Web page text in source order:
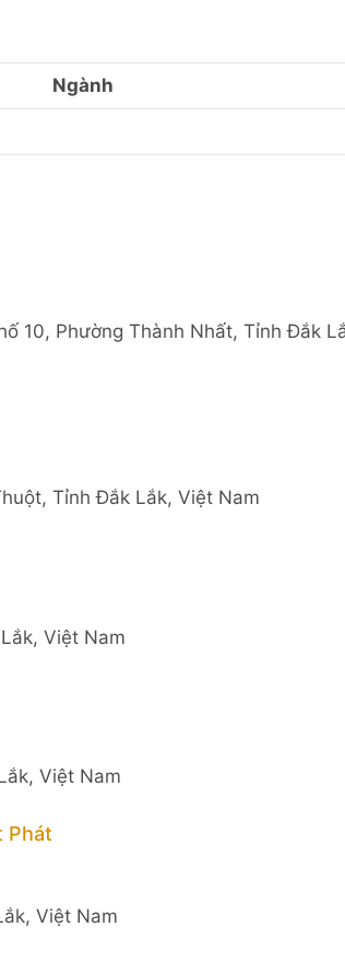
Ngành
10, Phường Thành Nhất, Tỉnh Đắk
Tỉnh Đắk Lắk, Việt Nam
Việt Nam
Việt Nam
Phát
Việt Nam